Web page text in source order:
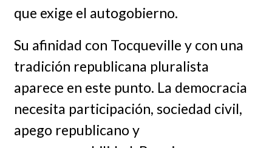
que exige el autogobierno.
Su afinidad con Tocqueville y con una
tradición republicana pluralista
aparece en este punto. La democracia
necesita participación, sociedad civil,
apego republicano y